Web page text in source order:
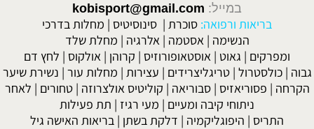
במייל: kobisport@gmail.com
בריאות ורפואה: סוכרת | סינוסיטיס | מחלות בדרכי
הנשימה | אסטמה | אלרגיה | מחלת שלד
ומפרקים | גאוט | אוסטאופורוזיס | קרוהן | אולקוס | לחץ דם
גבוה |כולסטרול |טריגליצרידים | עצירות | מחלות עור | נשירת שיער
הקרחה | פסוריאזיס |סבוריאה | קוליטיס אולצרוזה |טחורים | לאחר
ניתוחי קיבה ומעיים | מעי רגיז | תת פעילות
התריס | היפוגליקמיה | דלקת בשתן | בריאות האישה גיל